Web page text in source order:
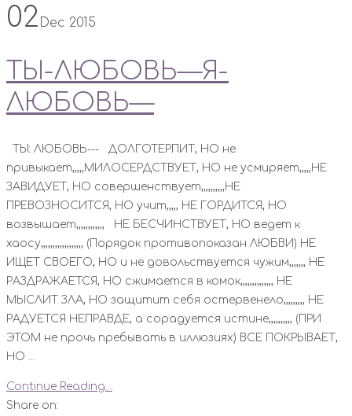
02 Dec 2015
ТЫ-ЛЮБОВЬ—Я-
ЛЮБОВЬ—
ТЫ: ЛЮБОВЬ--- ДОЛГОТЕРПИТ, НО не
привыкает,,,,,МИЛОСЕРДСТВУЕТ, НО не усмиряет,,,,,НЕ
ЗАВИДУЕТ, НО совершенствует,,,,,,,,,,НЕ
ПРЕВОЗНОСИТСЯ, НО учит,,,,, НЕ ГОРДИТСЯ, НО
возвышает,,,,,,,,,,,, НЕ БЕСЧИНСТВУЕТ, НО ведет к
хаосу,,,,,,,,,,,,,,,,,, (Порядок противопоказан ЛЮБВИ) НЕ
ИЩЕТ СВОЕГО, НО и не довольствуется чужим,,,,,,, НЕ
РАЗДРАЖАЕТСЯ, НО сжимается в комок,,,,,,,,,,,,,, НЕ
МЫСЛИТ ЗЛА, НО защитит себя остервенело,,,,,,,,, НЕ
РАДУЕТСЯ НЕПРАВДЕ, а сорадуется истине,,,,,,,,,, (ПРИ
ЭТОМ не прочь пребывать в иллюзиях) ВСЕ ПОКРЫВАЕТ,
НО ...
Continue Reading...
Share on: